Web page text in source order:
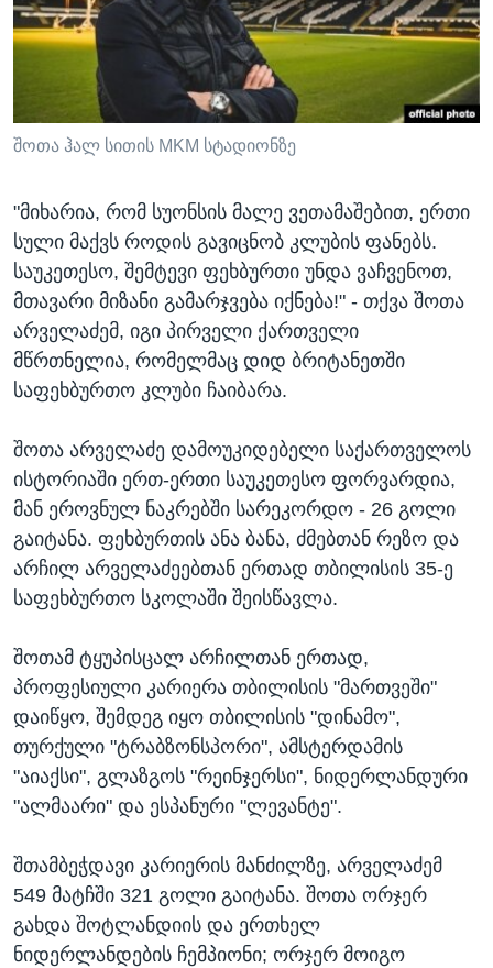
შოთა ჰალ სითის MKM სტადიონზე
"მიხარია, რომ სუონსის მალე ვეთამაშებით, ერთი
სული მაქვს როდის გავიცნობ კლუბის ფანებს.
საუკეთესო, შემტევი ფეხბურთი უნდა ვაჩვენოთ,
მთავარი მიზანი გამარჯვება იქნება!" - თქვა შოთა
არველაძემ, იგი პირველი ქართველი
მწრთნელია, რომელმაც დიდ ბრიტანეთში
საფეხბურთო კლუბი ჩაიბარა.
შოთა არველაძე დამოუკიდებელი საქართველოს
ისტორიაში ერთ-ერთი საუკეთესო ფორვარდია,
მან ეროვნულ ნაკრებში სარეკორდო - 26 გოლი
გაიტანა. ფეხბურთის ანა ბანა, ძმებთან რეზო და
არჩილ არველაძეებთან ერთად თბილისის 35-ე
საფეხბურთო სკოლაში შეისწავლა.
შოთამ ტყუპისცალ არჩილთან ერთად,
პროფესიული კარიერა თბილისის "მართვეში"
დაიწყო, შემდეგ იყო თბილისის "დინამო",
თურქული "ტრაბზონსპორი", ამსტერდამის
"აიაქსი", გლაზგოს "რეინჯერსი", ნიდერლანდური
"ალმაარი" და ესპანური "ლევანტე".
შთამბეჭდავი კარიერის მანძილზე, არველაძემ
549 მატჩში 321 გოლი გაიტანა. შოთა ორჯერ
გახდა შოტლანდიის და ერთხელ
ნიდერლანდების ჩემპიონი; ორჯერ მოიგო